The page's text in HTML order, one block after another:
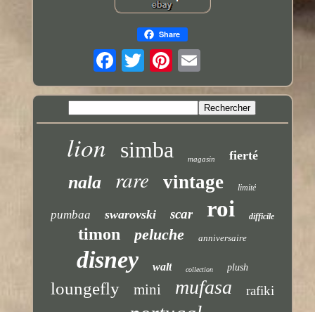
Share
lion simba magasin fierté
nala rare vintage limité
pumbaa swarovski scar roi difficile
timon peluche anniversaire
disney walt collection plush
loungefly mini mufasa rafiki